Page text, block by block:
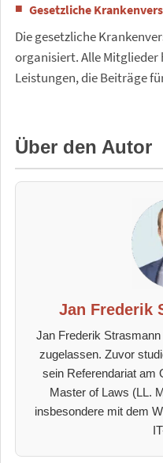
Gesetzliche
Die gesetzliche
organisiert. Alle Mitglieder
Leistungen, die Beiträge
Über den Autor
Jan Frederik
Jan Frederik
zugelassen. Zuvor
sein Referendariat am
Master of Laws (LL.
insbesondere mit dem